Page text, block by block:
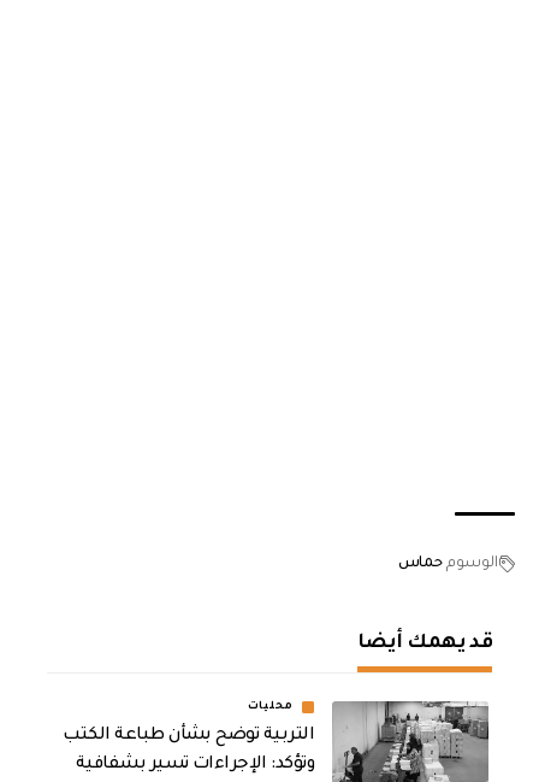
الوسوم حماس
قد يهمك أيضا
محليات
التربية توضح بشأن طباعة الكتب
وتؤكد: الإجراءات تسير بشفافية